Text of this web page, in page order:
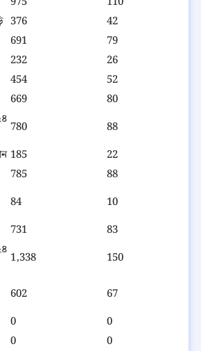
376
42
691
79
232
26
454
52
669
80
780
88
185
22
785
88
84
10
731
83
1,338 150
602
67
0
0
0
0